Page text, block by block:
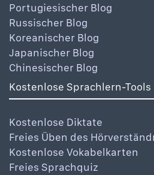
Portugiesischer Blog
Russischer Blog
Koreanischer Blog
Japanischer Blog
Chinesischer Blog
Kostenlose Sprachlern-Tools
Kostenlose Diktate
Freies Üben des
Kostenlose Vokabelkarten
Freies Sprachquiz